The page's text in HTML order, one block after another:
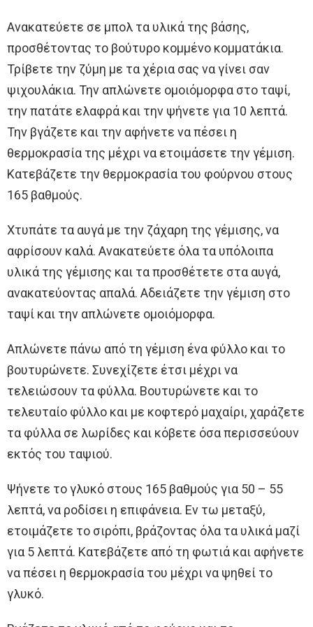
Ανακατεύετε σε μπολ τα υλικά της βάσης,
προσθέτοντας το βούτυρο κομμένο κομματάκια.
Τρίβετε την ζύμη με τα χέρια σας να γίνει σαν
ψιχουλάκια. Την απλώνετε ομοιόμορφα στο ταψί,
την πατάτε ελαφρά και την ψήνετε για 10 λεπτά.
Την βγάζετε και την αφήνετε να πέσει η
θερμοκρασία της μέχρι να ετοιμάσετε την γέμιση.
Κατεβάζετε την θερμοκρασία του φούρνου στους
165 βαθμούς.
Χτυπάτε τα αυγά με την ζάχαρη της γέμισης, να
αφρίσουν καλά. Ανακατεύετε όλα τα υπόλοιπα
υλικά της γέμισης και τα προσθέτετε στα αυγά,
ανακατεύοντας απαλά. Αδειάζετε την γέμιση στο
ταψί και την απλώνετε ομοιόμορφα.
Απλώνετε πάνω από τη γέμιση ένα φύλλο και το
βουτυρώνετε. Συνεχίζετε έτσι μέχρι να
τελειώσουν τα φύλλα. Βουτυρώνετε και το
τελευταίο φύλλο και με κοφτερό μαχαίρι, χαράζετε
τα φύλλα σε λωρίδες και κόβετε όσα περισσεύουν
εκτός του ταψιού.
Ψήνετε το γλυκό στους 165 βαθμούς για 50 – 55
λεπτά, να ροδίσει η επιφάνεια. Εν τω μεταξύ,
ετοιμάζετε το σιρόπι, βράζοντας όλα τα υλικά μαζί
για 5 λεπτά. Κατεβάζετε από τη φωτιά και αφήνετε
να πέσει η θερμοκρασία του μέχρι να ψηθεί το
γλυκό.